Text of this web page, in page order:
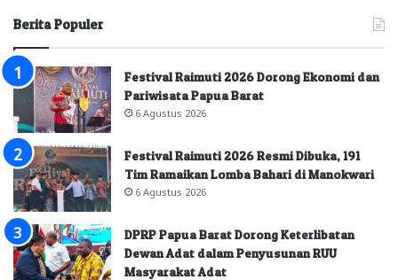
Berita Populer
Festival Raimuti 2026 Dorong Ekonomi dan
Pariwisata Papua Barat
6 Agustus 2026
Festival Raimuti 2026 Resmi Dibuka, 191
Tim Ramaikan Lomba Bahari di Manokwari
6 Agustus 2026
DPRP Papua Barat Dorong Keterlibatan
Dewan Adat dalam Penyusunan RUU
Masyarakat Adat